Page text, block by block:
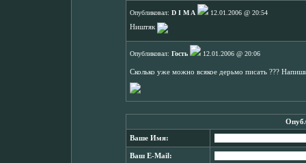
Опубликовал: D I M A
12.01.2006 @ 20:54
Ништяк
Опубликовал: Гость 12.01.2006 @ 20:06
Сколько уже можно всякое дерьмо писать ???
Ваше Имя:
Ваш E-Mail: